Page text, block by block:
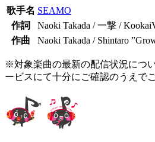
歌手名 SEAMO
作詞
Naoki Takada / 一撃 /
作曲
Naoki Takada / Shintaro
※対象楽曲の最新の配信状況につ
ービスにて十分にご確認のうえで